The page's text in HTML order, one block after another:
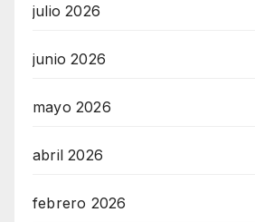
julio 2026
junio 2026
mayo 2026
abril 2026
febrero 2026